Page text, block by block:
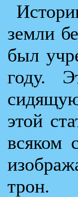
земли
был
году.
этой
всяком
трон.